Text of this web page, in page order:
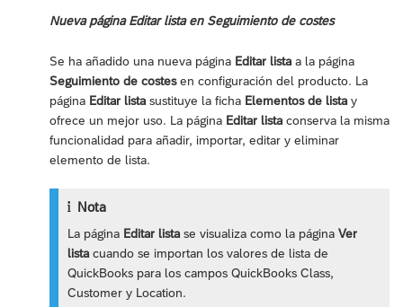
Nueva página Editar lista en Seguimiento de costes
Se ha añadido una nueva página Editar lista a la página
Seguimiento de costesen configuración del producto. La
página Editar lista sustituye la ficha Elementos de lista y
ofrece un mejor uso. La página Editar lista conserva la misma
funcionalidad para añadir, importar, editar y eliminar
elemento de lista.
Nota
La página Editar lista se visualiza como la páginaVer
lista cuando se importan los valores de lista de
QuickBooks para los campos QuickBooks Class,
Customer y Location.